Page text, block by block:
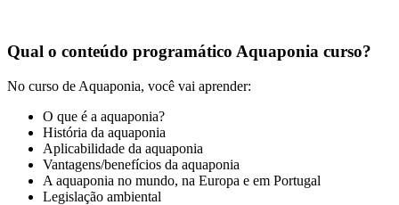
Qual o conteúdo programático Aquaponia curso?
No curso de Aquaponia, você vai aprender:
O que é a aquaponia?
História da aquaponia
Aplicabilidade da aquaponia
Vantagens/benefícios da aquaponia
A aquaponia no mundo, na Europa e em Portugal
Legislação ambiental